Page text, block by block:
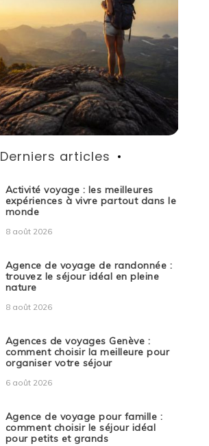
Derniers articles
Activité voyage : les meilleures
expériences à vivre partout dans le
monde
8 août 2026
Agence de voyage de randonnée :
trouvez le séjour idéal en pleine
nature
8 août 2026
Agences de voyages Genève :
comment choisir la meilleure pour
organiser votre séjour
6 août 2026
Agence de voyage pour famille :
comment choisir le séjour idéal
pour petits et grands